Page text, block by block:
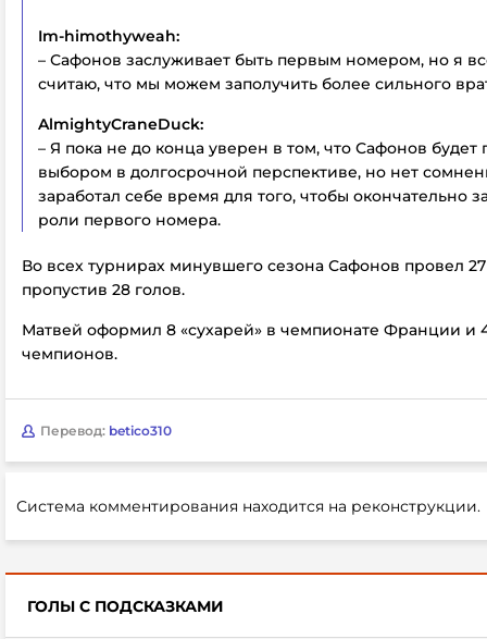
Im-himothyweah:
– Сафонов заслуживает быть первым номером, но я
считаю, что мы можем заполучить более сильного
AlmightyCraneDuck:
– Я пока не до конца уверен в том, что Сафонов
выбором в долгосрочной перспективе, но нет
заработал себе время для того, чтобы окончательно
роли первого номера.
Во всех турнирах минувшего сезона Сафонов провел
пропустив 28 голов.
Матвей оформил 8 «сухарей» в чемпионате Франции и
чемпионов.
Перевод: betico310
Система комментирования находится на реконструкции.
ГОЛЫ С ПОДСКАЗКАМИ